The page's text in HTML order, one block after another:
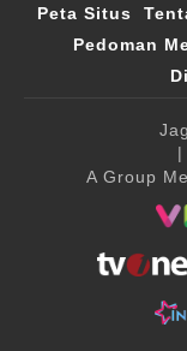
Peta Situs
Pedoman
|
A Group